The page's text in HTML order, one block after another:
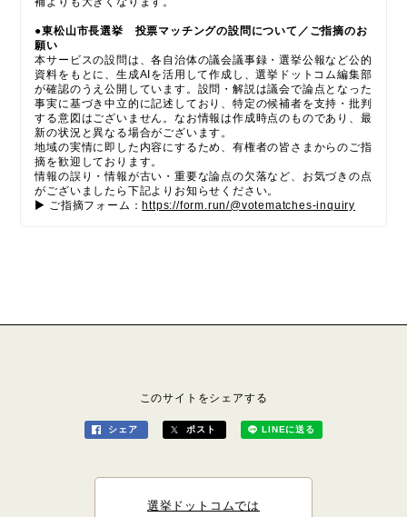
●東松山市長選挙
投票マッチングの設問について／ご指摘のお
願い
本サービスの設問は、各自治体の議会議事録・選挙公報など公的
資料をもとに、生成AIを活用して作成し、選挙ドットコム編集部
が確認のうえ公開しています。設問・解説は議会で論点となった
事実に基づき中立的に記述しており、特定の候補者を支持・批判
する意図はございません。なお情報は作成時点のものであり、最
新の状況と異なる場合がございます。
地域の実情に即した内容にするため、有権者の皆さまからのご指
摘を歓迎しております。
情報の誤り・情報が古い・重要な論点の欠落など、お気づきの点
がございましたら下記よりお知らせください。
▶ ご指摘フォーム：https://form.run/@votematches-inquiry
このサイトをシェアする
シェア ポスト LINEに送る
選挙ドットコムでは